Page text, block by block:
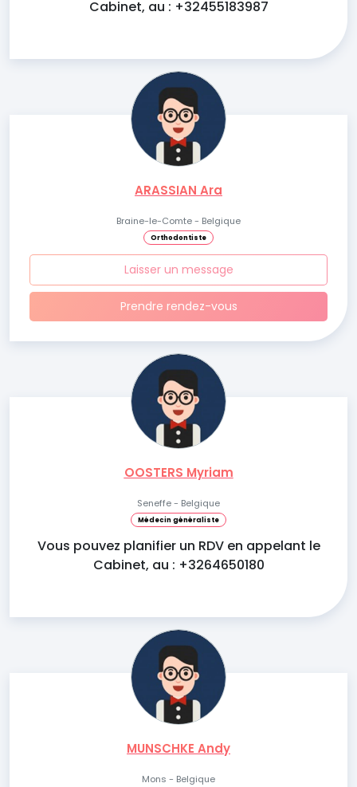
Cabinet, au : +32455183987
ARASSIAN Ara
Braine-le-Comte - Belgique
Orthodontiste
Laisser un message
Prendre rendez-vous
OOSTERS Myriam
Seneffe - Belgique
Médecin généraliste
Vous pouvez planifier un RDV en appelant le
Cabinet, au : +3264650180
MUNSCHKE Andy
Mons - Belgique